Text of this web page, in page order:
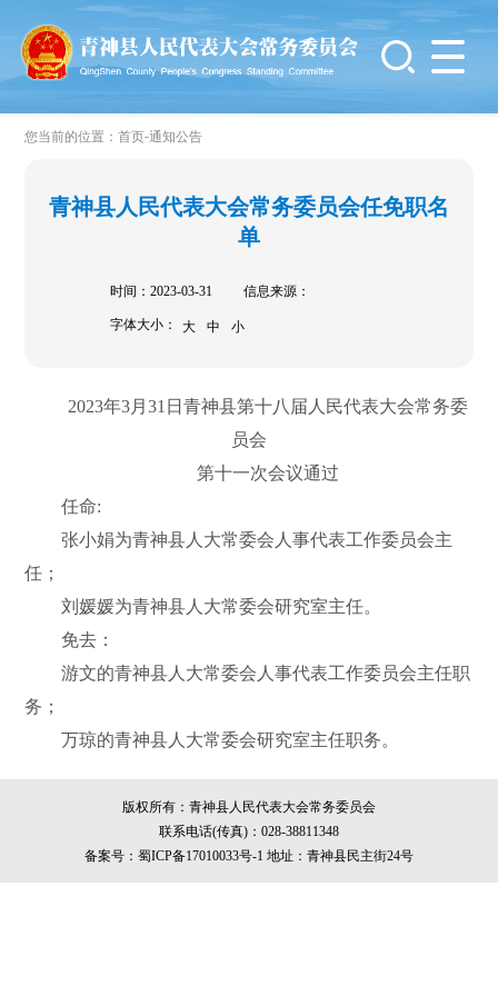
您当前的位置：首页-通知公告
青神县人民代表大会常务委员会任免职名
单
时间：2023-03-31 信息来源：
字体大小： 大 中 小
2023年3月31日青神县第十八届人民代表大会常务委
员会
第十一次会议通过
任命:
张小娟为青神县人大常委会人事代表工作委员会主
任；
刘媛媛为青神县人大常委会研究室主任。
免去：
游文的青神县人大常委会人事代表工作委员会主任职
务；
万琼的青神县人大常委会研究室主任职务。
版权所有：青神县人民代表大会常务委员会
联系电话(传真)：028-38811348
备案号：蜀ICP备17010033号-1 地址：青神县民主街24号